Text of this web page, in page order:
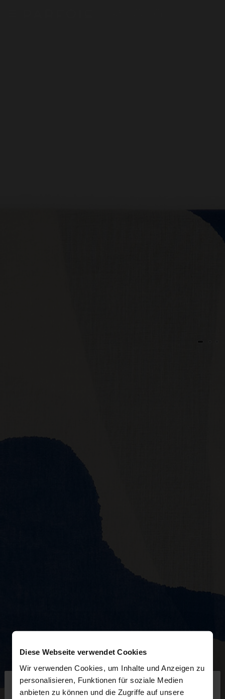
Diese Webseite verwendet Cookies
Wir verwenden Cookies, um Inhalte und Anzeigen zu
personalisieren, Funktionen für soziale Medien
anbieten zu können und die Zugriffe auf unsere
hallo